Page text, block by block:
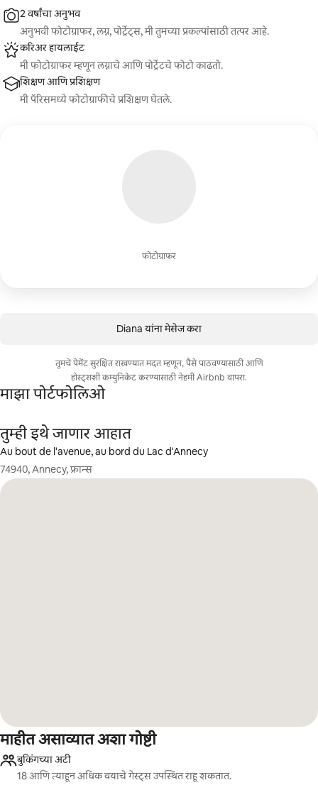
फोटोग्राफर
2 वर्षांचा अनुभव
अनुभवी फोटोग्राफर, लग्न, पोर्ट्रेट्स, मी तुमच्या प्रकल्पांसाठी तत्पर आहे.
करिअर हायलाईट
मी फोटोग्राफर म्हणून लग्नाचे आणि पोर्ट्रेटचे फोटो काढतो.
शिक्षण आणि प्रशिक्षण
मी पॅरिसमध्ये फोटोग्राफीचे प्रशिक्षण घेतले.
Diana यांना मेसेज करा
तुमचे पेमेंट सुरक्षित राखण्यात मदत म्हणून, पैसे पाठवण्यासाठी आणि
होस्ट्सशी कम्युनिकेट करण्यासाठी नेहमी Airbnb वापरा.
माझा पोर्टफोलिओ
तुम्ही इथे जाणार आहात
Au bout de l'avenue, au bord du Lac d'Annecy
74940, Annecy, फ्रान्स
माहीत असाव्यात अशा गोष्टी
बुकिंगच्या अटी
18 आणि त्याहून अधिक वयाचे गेस्ट्स उपस्थित राहू शकतात.